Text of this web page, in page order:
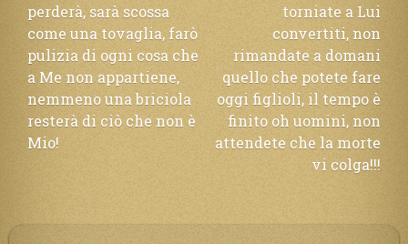
perderà, sarà scossa
come una tovaglia, farò
pulizia di ogni cosa che
a Me non appartiene,
nemmeno una briciola
resterà di ciò che non è
Mio!
torniate a Lui
convertiti, non
rimandate a domani
quello che potete fare
oggi figlioli, il tempo è
finito oh uomini, non
attendete che la morte
vi colga!!!